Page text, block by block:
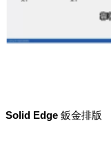
Solid Edge 鈑金排版